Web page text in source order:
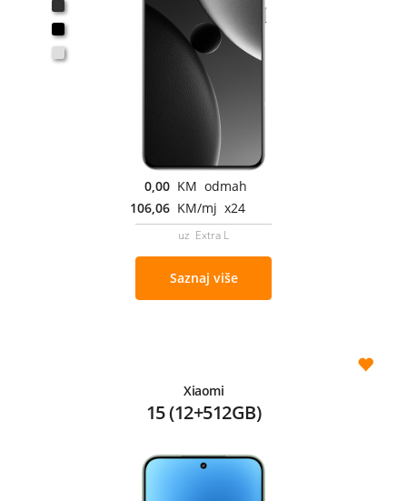
0,00 KM odmah
106,06 KM/mj x24
uz Extra L
Saznaj više
Xiaomi
15 (12+512GB)